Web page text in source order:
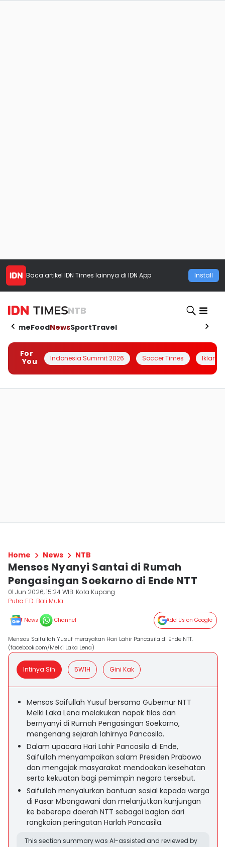
Baca artikel IDN Times lainnya di IDN App Install
NTB
HomeFoodNewsSportTravel
For
You
Indonesia Summit 2026 Soccer Times Iklanin
Home News NTB
Mensos Nyanyi Santai di Rumah
Pengasingan Soekarno di Ende NTT
01 Jun 2026, 15:24 WIB Kota Kupang
Putra F.D. Bali Mula
News Channel Add Us on Google
Mensos Saifullah Yusuf merayakan Hari Lahir Pancasila di Ende NTT.
(facebook.com/Melki Laka Lena)
Intinya Sih 5W1H Gini Kak
Mensos Saifullah Yusuf bersama Gubernur NTT
Melki Laka Lena melakukan napak tilas dan
bernyanyi di Rumah Pengasingan Soekarno,
mengenang sejarah lahirnya Pancasila.
Dalam upacara Hari Lahir Pancasila di Ende,
Saifullah menyampaikan salam Presiden Prabowo
dan mengajak masyarakat mendoakan kesehatan
serta kekuatan bagi pemimpin negara tersebut.
Saifullah menyalurkan bantuan sosial kepada warga
di Pasar Mbongawani dan melanjutkan kunjungan
ke beberapa daerah NTT sebagai bagian dari
rangkaian peringatan Harlah Pancasila.
This section summary was AI-assisted and reviewed by